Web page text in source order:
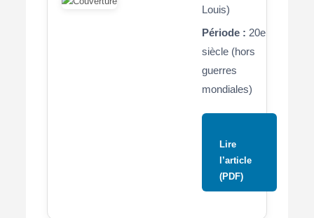
Louis)
Période : 20e
siècle (hors
guerres
mondiales)
Lire
l’article
(PDF)